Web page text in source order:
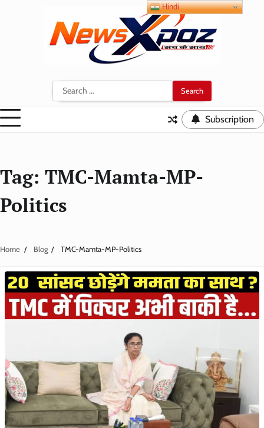
Search
for:
Subscription
Tag: TMC-Mamta-MP-
Politics
Home Blog TMC-Mamta-MP-Politics
Hindi